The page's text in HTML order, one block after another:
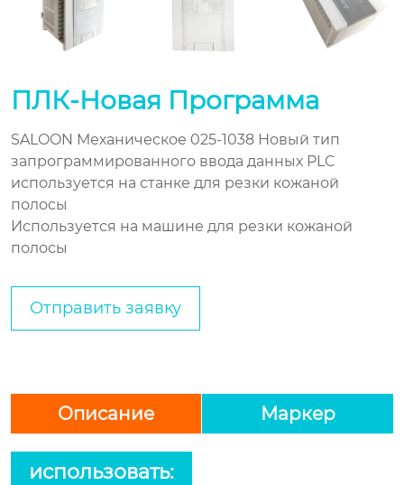
ПЛК-Новая Программа
SALOON Механическое 025-1038 Новый тип
запрограммированного ввода данных PLC
используется на станке для резки кожаной
полосы
Используется на машине для резки кожаной
полосы
Отправить заявку
Описание Маркер
использовать: